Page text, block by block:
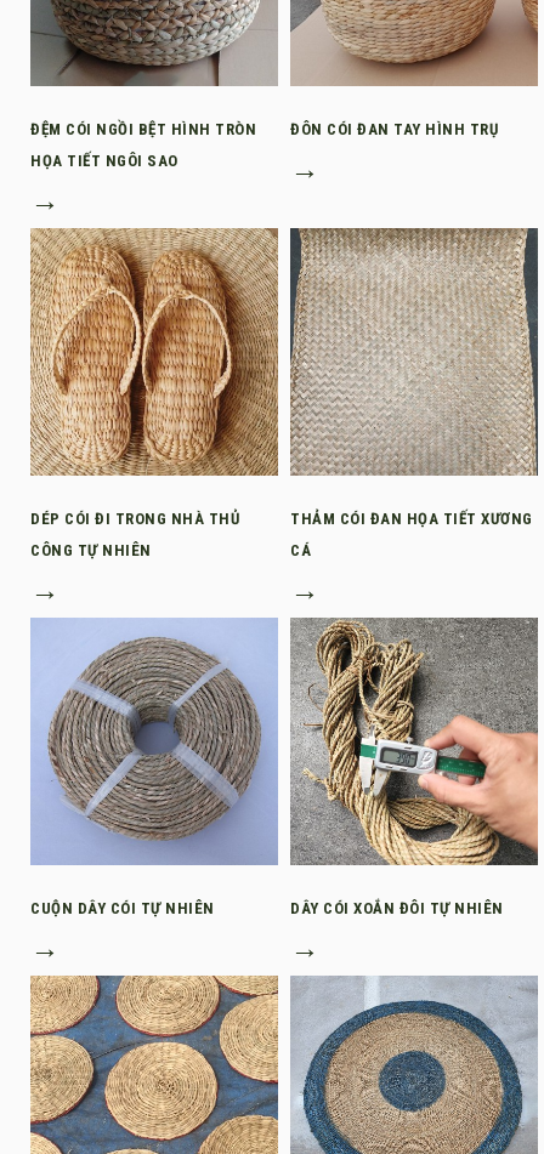
ĐỆM CÓI NGỒI BỆT HÌNH TRÒN
HỌA TIẾT NGÔI SAO
→
ĐÔN CÓI ĐAN TAY HÌNH TRỤ
→
DÉP CÓI ĐI TRONG NHÀ THỦ
CÔNG TỰ NHIÊN
→
THẢM CÓI ĐAN HỌA TIẾT XƯƠNG
CÁ
→
CUỘN DÂY CÓI TỰ NHIÊN
→
DÂY CÓI XOẮN ĐÔI TỰ NHIÊN
→